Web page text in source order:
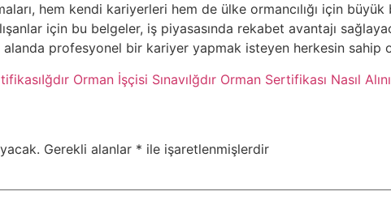
hem kendi kariyerleri hem de ülke ormancılığı için
için bu belgeler, iş piyasasında rekabet avantajı
alanda profesyonel bir kariyer yapmak isteyen herkesin sahip
Iğdır Orman İşçisi SınavıIğdır Orman Sertifikası Nasıl
Gerekli alanlar * ile işaretlenmişlerdir